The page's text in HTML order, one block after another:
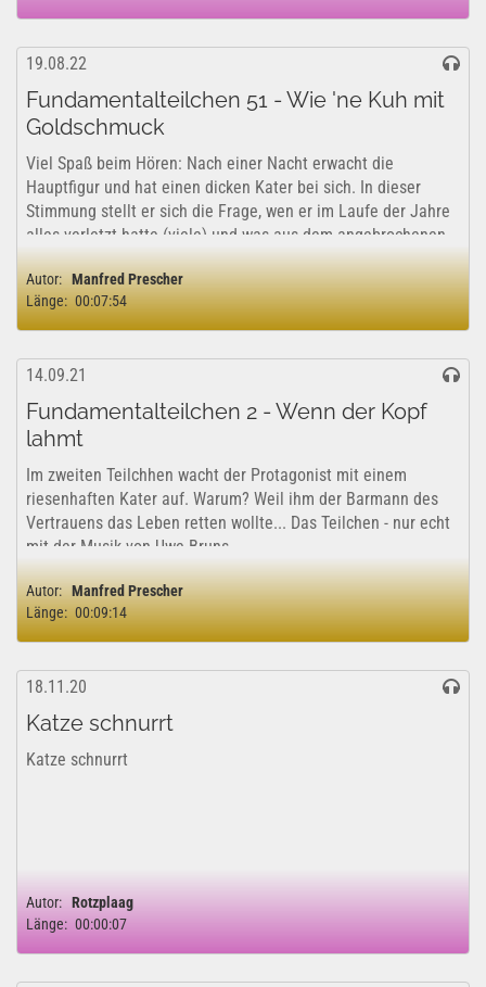
19.08.22
Fundamentalteilchen 51 - Wie 'ne Kuh mit
Goldschmuck
Viel Spaß beim Hören: Nach einer Nacht erwacht die
Hauptfigur und hat einen dicken Kater bei sich. In dieser
Stimmung stellt er sich die Frage, wen er im Laufe der Jahre
alles verletzt hatte (viele) und was aus dem angebrochenen
Vormittag werden solle...
Autor: Manfred Prescher
Länge: 00:07:54
14.09.21
Fundamentalteilchen 2 - Wenn der Kopf
lahmt
Im zweiten Teilchhen wacht der Protagonist mit einem
riesenhaften Kater auf. Warum? Weil ihm der Barmann des
Vertrauens das Leben retten wollte... Das Teilchen - nur echt
mit der Musik von Uwe Bruns.
Autor: Manfred Prescher
Länge: 00:09:14
18.11.20
Katze schnurrt
Katze schnurrt
Autor: Rotzplaag
Länge: 00:00:07